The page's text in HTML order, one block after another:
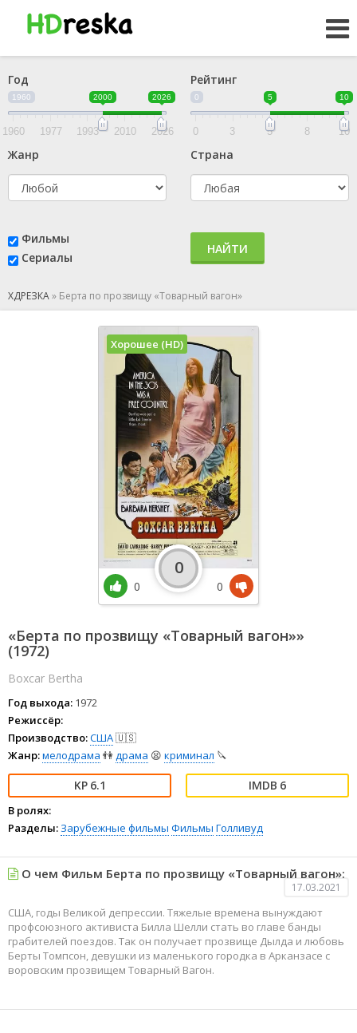
Год
1960 2000 2026
1960 1977 1993 2010 2026
Рейтинг
0 5 10
0 3 5 8 10
Жанр Страна
Фильмы
Сериалы
НАЙТИ
ХДРЕЗКА» Берта по прозвищу «Товарный вагон»
«Берта по прозвищу «Товарный вагон»»
(1972)
Boxcar Bertha
Год выхода: 1972
Режиссёр:
Производство:США🇺🇸
Жанр:мелодрама 👫драма 😫 криминал 🔪
6.1 6
В ролях:
Разделы: Зарубежные фильмы Фильмы Голливуд
Хорошее (HD)
0
0
0
О чем Фильм Берта по прозвищу «Товарный вагон»:
17.03.2021
США, годы Великой депрессии. Тяжелые времена вынуждают
профсоюзного активиста Билла Шелли стать во главе банды
грабителей поездов. Так он получает прозвище Дылда и любовь
Берты Томпсон, девушки из маленького городка в Арканзасе с
воровским прозвищем Товарный Вагон.